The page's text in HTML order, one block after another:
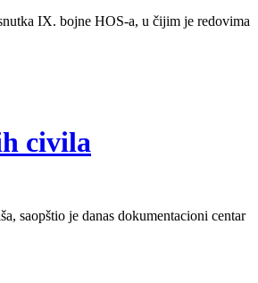
IX. bojne HOS-a, u čijim je redovima
civila
saopštio je danas dokumentacioni centar